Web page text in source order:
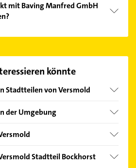
mit Baving Manfred GmbH
wie Adresse oder
Kontaktdaten könnte
Stadtteilen von Versmold
der Umgebung
Stadtteil Bockhorst